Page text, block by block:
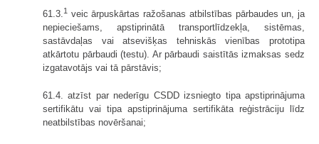
61.3.1 veic ārpuskārtas ražošanas atbilstības pārbaudes un, ja
nepieciešams, apstiprinātā transportlīdzekļa, sistēmas,
sastāvdaļas vai atsevišķas tehniskās vienības prototipa
atkārtotu pārbaudi (testu). Ar pārbaudi saistītās izmaksas sedz
izgatavotājs vai tā pārstāvis;
61.4. atzīst par nederīgu CSDD izsniegto tipa apstiprinājuma
sertifikātu vai tipa apstiprinājuma sertifikāta reģistrāciju līdz
neatbilstības novēršanai;